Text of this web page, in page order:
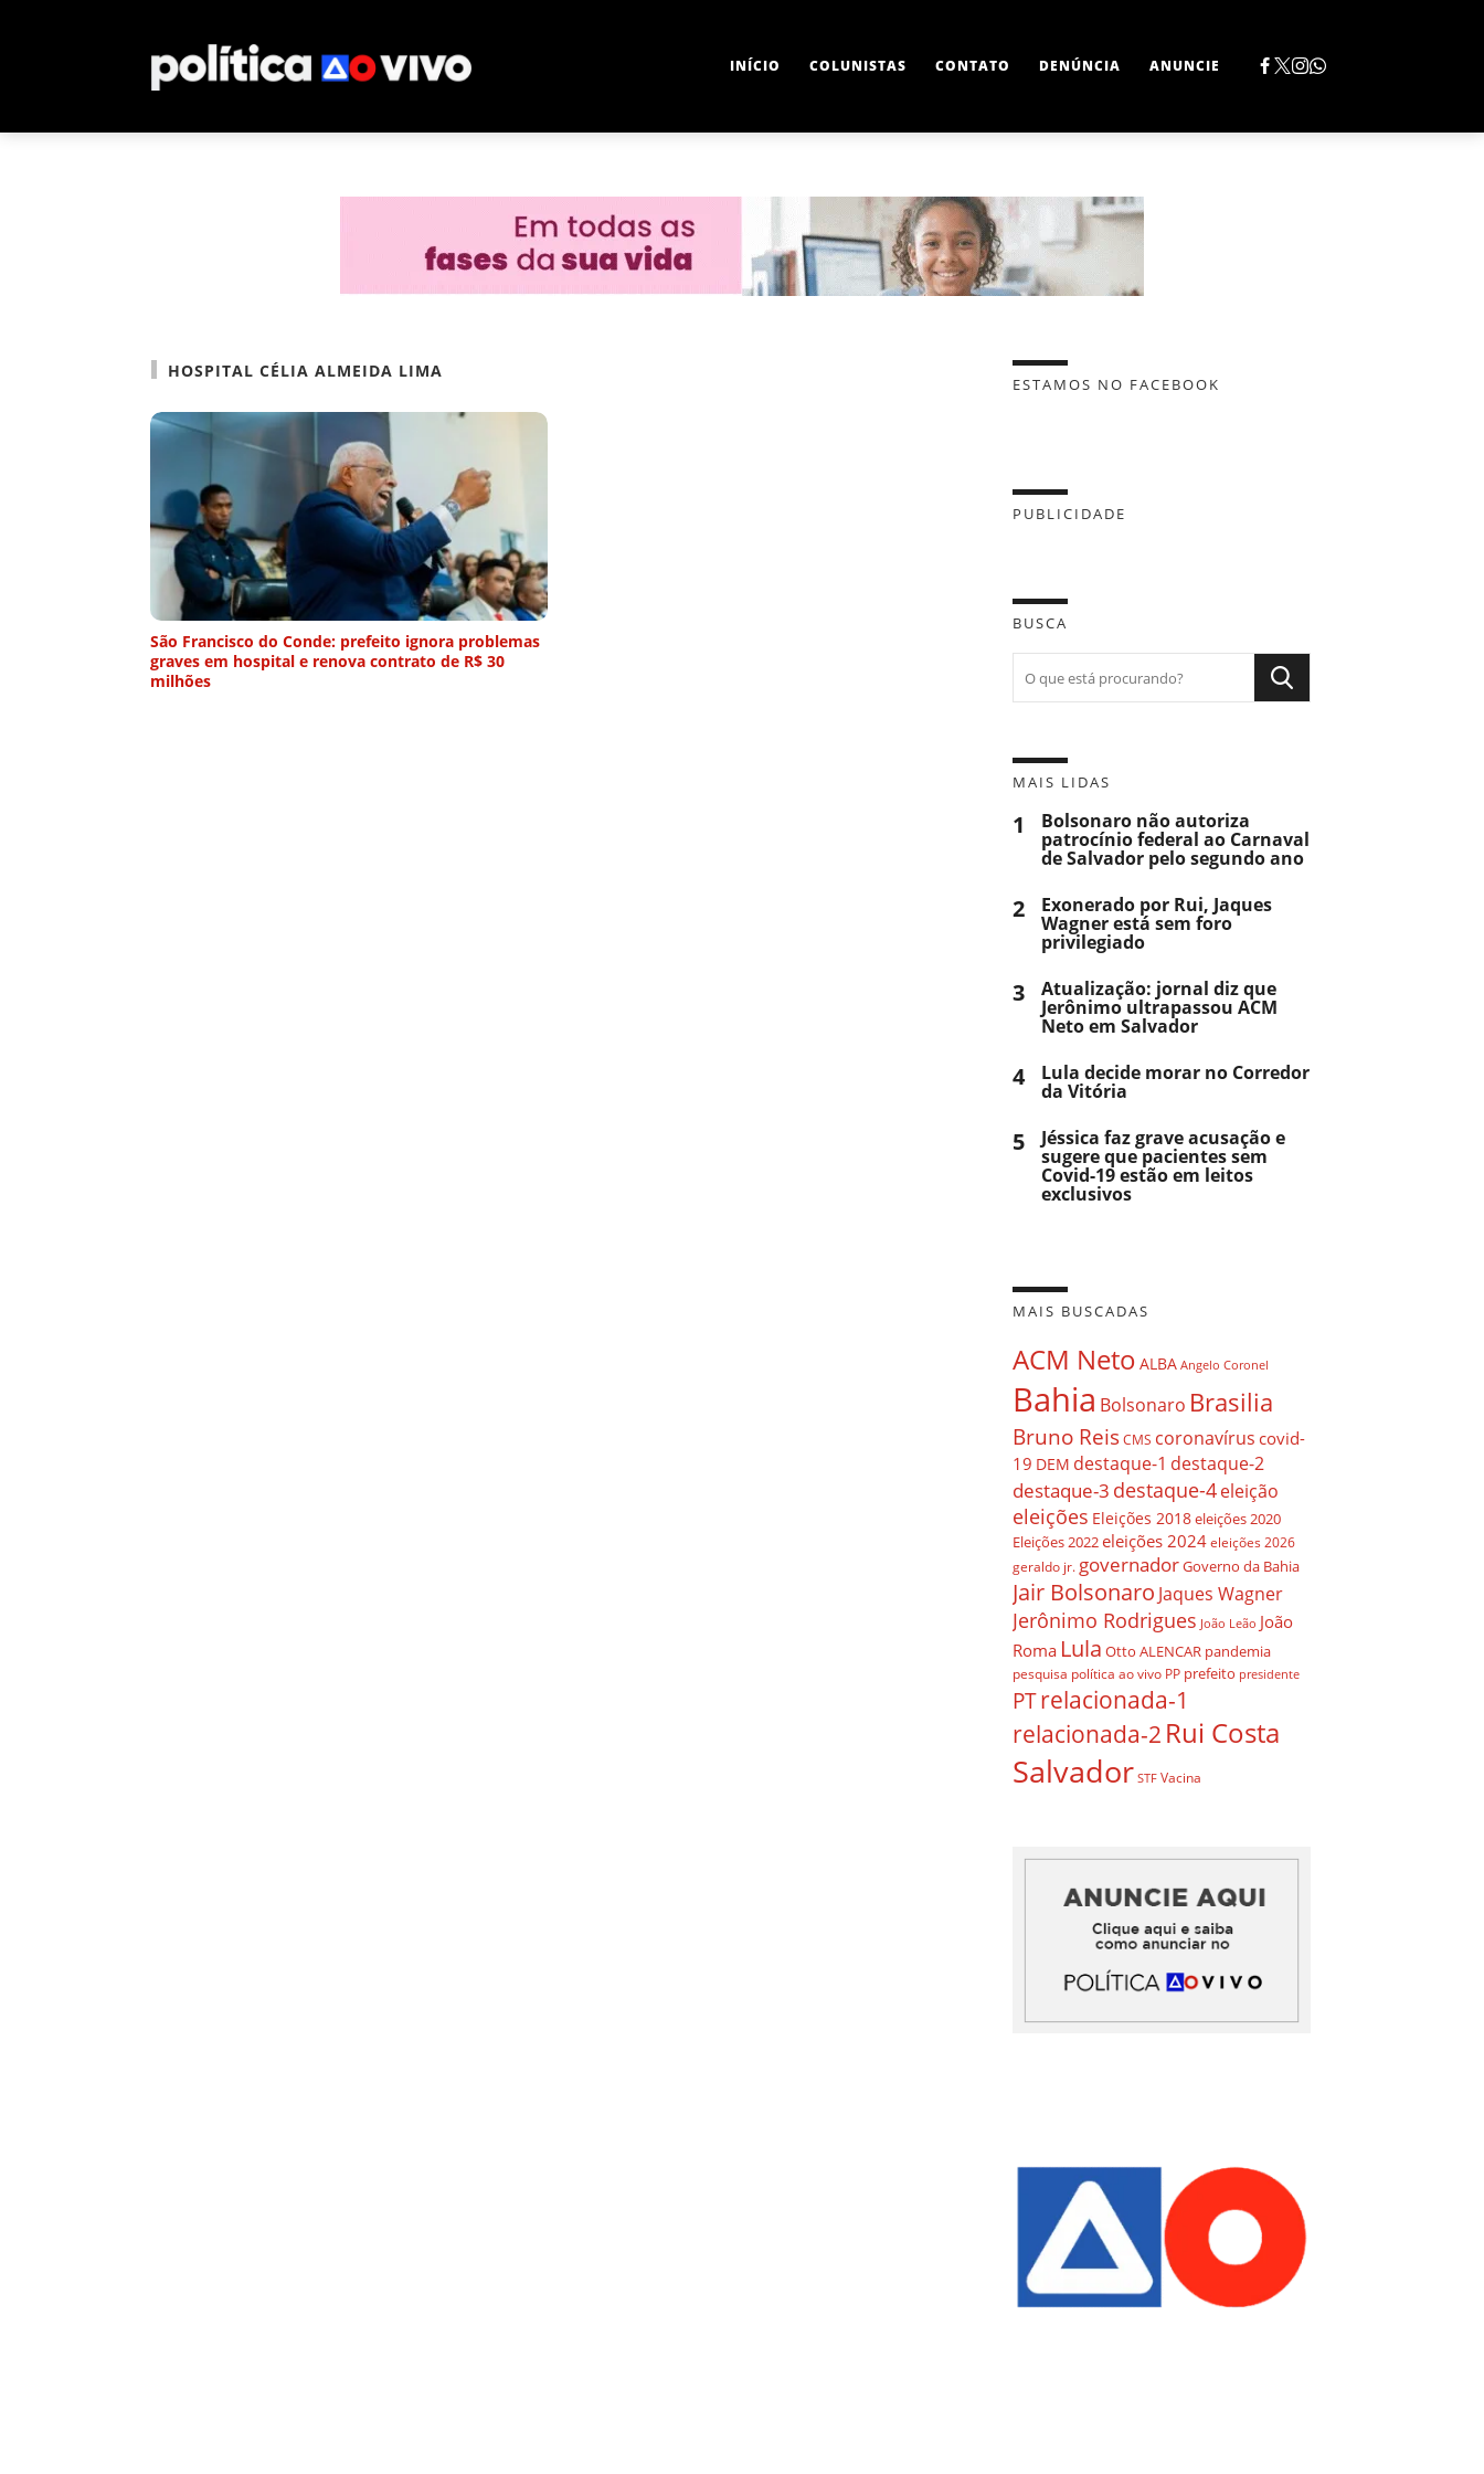
INÍCIO COLUNISTAS CONTATO DENÚNCIA ANUNCIE
HOSPITAL CÉLIA ALMEIDA LIMA
São Francisco do Conde: prefeito ignora problemas
graves em hospital e renova contrato de R$ 30
milhões
ESTAMOS NO FACEBOOK
PUBLICIDADE
BUSCA
MAIS LIDAS
1 Bolsonaro não autoriza
patrocínio federal ao Carnaval
de Salvador pelo segundo ano
2 Exonerado por Rui, Jaques
Wagner está sem foro
privilegiado
3 Atualização: jornal diz que
Jerônimo ultrapassou ACM
Neto em Salvador
4 Lula decide morar no Corredor
da Vitória
5 Jéssica faz grave acusação e
sugere que pacientes sem
Covid-19 estão em leitos
exclusivos
MAIS BUSCADAS
ACM Neto ALBA Angelo Coronel
Bahia Bolsonaro Brasilia
Bruno ReisCMS coronavírus covid-
19 DEM destaque-1 destaque-2
destaque-3 destaque-4eleição
eleições Eleições 2018eleições 2020
Eleições 2022eleições 2024 eleições 2026
geraldo jr. governadorGoverno da Bahia
Jair Bolsonaro Jaques Wagner
Jerônimo Rodrigues João Leão João
Roma Lula Otto ALENCAR pandemia
pesquisa política ao vivo PP prefeito presidente
PTrelacionada-1
relacionada-2 Rui Costa
Salvador STF Vacina